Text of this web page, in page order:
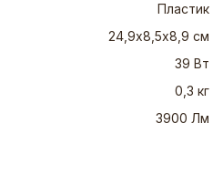
Пластик
24,9х8,5х8,9 см
39 Вт
0,3 кг
3900 Лм